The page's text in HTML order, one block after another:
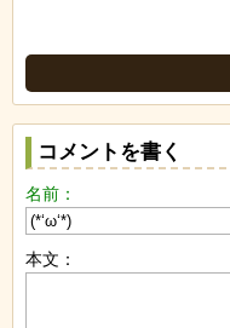
コメントを書く
名前：
本文：